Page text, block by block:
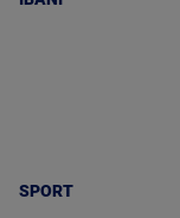
SPORT